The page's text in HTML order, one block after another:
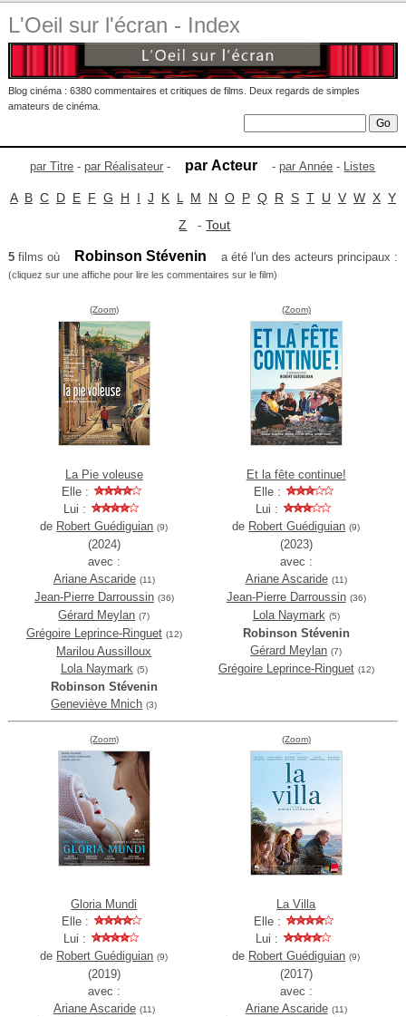
L'Oeil sur l'écran - Index
Blog cinéma : 6380 commentaires et critiques de films. Deux regards de simples
amateurs de cinéma.
par Titre -par Réalisateur - par Acteur -par Année - Listes
A B C D E F G H I J K L M N O P Q R S T U V W X Y
Z -Tout
5films où Robinson Stévenin a été l'un des acteurs principaux :
(cliquez sur une affiche pour lire les commentaires sur le film)
(Zoom)
La Pie voleuse
Elle :
Lui :
de Robert Guédiguian (9)
(2024)
avec :
Ariane Ascaride (11)
Jean-Pierre Darroussin (36)
Gérard Meylan (7)
Grégoire Leprince-Ringuet (12)
Marilou Aussilloux
Lola Naymark (5)
Robinson Stévenin
Geneviève Mnich (3)
(Zoom)
Et la fête continue!
Elle :
Lui :
de Robert Guédiguian (9)
(2023)
avec :
Ariane Ascaride (11)
Jean-Pierre Darroussin (36)
Lola Naymark (5)
Robinson Stévenin
Gérard Meylan (7)
Grégoire Leprince-Ringuet (12)
(Zoom)
Gloria Mundi
Elle :
Lui :
de Robert Guédiguian (9)
(2019)
avec :
Ariane Ascaride (11)
(Zoom)
La Villa
Elle :
Lui :
de Robert Guédiguian (9)
(2017)
avec :
Ariane Ascaride (11)